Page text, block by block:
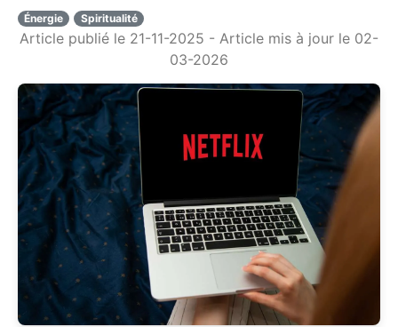
Énergie Spiritualité
Article publié le 21-11-2025 - Article mis à jour le 02-
03-2026